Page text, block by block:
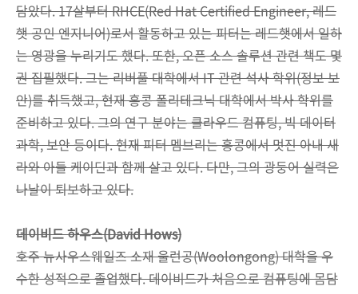
담았다. 17살부터 RHCE(Red Hat Certified Engineer, 레드
햇 공인 엔지니어)로서 활동하고 있는 피터는 레드햇에서 일하
는 영광을 누리기도 했다. 또한, 오픈 소스 솔루션 관련 책도 몇
권 집필했다. 그는 리버풀 대학에서 IT 관련 석사 학위(정보 보
안)를 취득했고, 현재 홍콩 폴리테크닉 대학에서 박사 학위를
준비하고 있다. 그의 연구 분야는 클라우드 컴퓨팅, 빅 데이터
과학, 보안 등이다. 현재 피터 멤브리는 홍콩에서 멋진 아내 새
라와 아들 케이딘과 함께 살고 있다. 다만, 그의 광둥어 실력은
나날이 퇴보하고 있다.
데이비드 하우스(David Hows)
호주 뉴사우스웨일즈 소재 울런공(Woolongong) 대학을 우
수한 성적으로 졸업했다. 데이비드가 처음으로 컴퓨팅에 몸담